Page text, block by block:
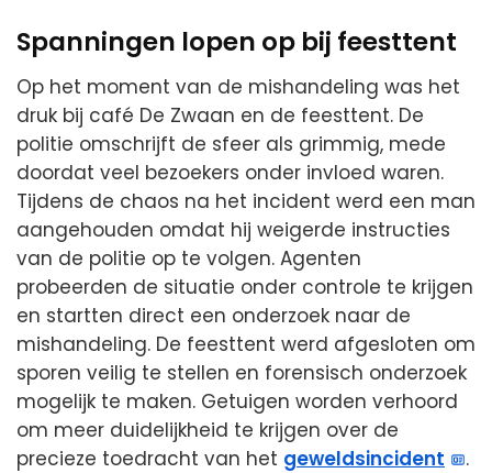
Spanningen lopen op bij feesttent
Op het moment van de mishandeling was het
druk bij café De Zwaan en de feesttent. De
politie omschrijft de sfeer als grimmig, mede
doordat veel bezoekers onder invloed waren.
Tijdens de chaos na het incident werd een man
aangehouden omdat hij weigerde instructies
van de politie op te volgen. Agenten
probeerden de situatie onder controle te krijgen
en startten direct een onderzoek naar de
mishandeling. De feesttent werd afgesloten om
sporen veilig te stellen en forensisch onderzoek
mogelijk te maken. Getuigen worden verhoord
om meer duidelijkheid te krijgen over de
precieze toedracht van het geweldsincident .